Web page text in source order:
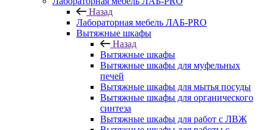
Назад
Лабораторная мебель ЛАБ-PRO
Вытяжные шкафы
Назад
Вытяжные шкафы
Вытяжные шкафы для муфельных
печей
Вытяжные шкафы для мытья посуды
Вытяжные шкафы для органического
синтеза
Вытяжные шкафы для работ с ЛВЖ